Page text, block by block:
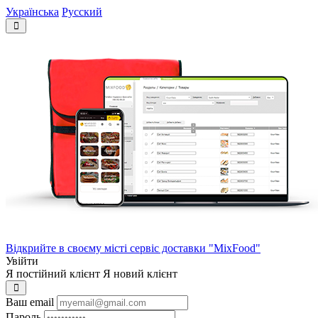
Українська Русский
Відкрийте в своєму місті сервіс доставки "MixFood"
Увійти
Я постійний клієнт Я новий клієнт
Ваш email